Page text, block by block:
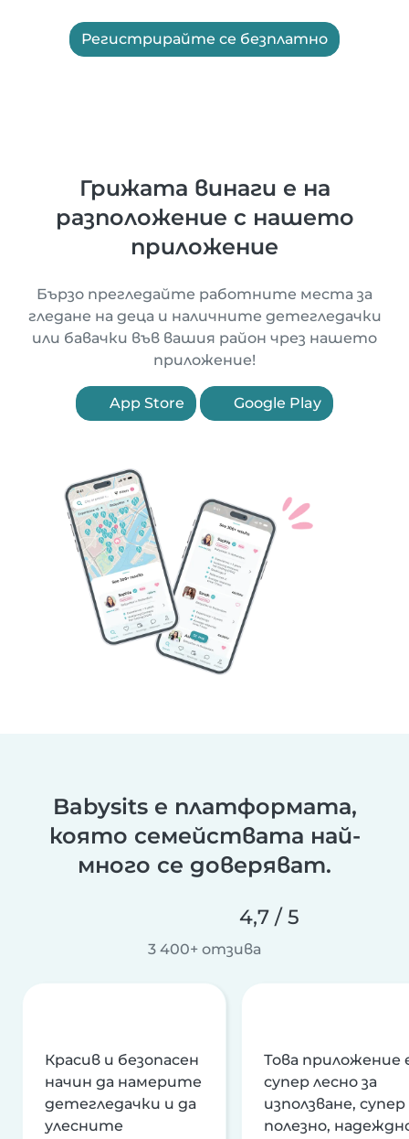
Регистрирайте се безплатно
Грижата винаги е на
разположение с нашето
приложение
Бързо прегледайте работните места за
гледане на деца и наличните детегледачки
или бавачки във вашия район чрез нашето
приложение!
App Store Google Play
Babysits е платформата,
която семействата най-
много се доверяват.
4,7 / 5
3 400+ отзива
Красив и безопасен
начин да намерите
детегледачки и да
улесните
Това приложение
супер лесно за
използване, супер
полезно,